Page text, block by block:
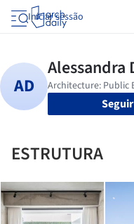
Iniciar sessão
Seguir
ESTRUTURA